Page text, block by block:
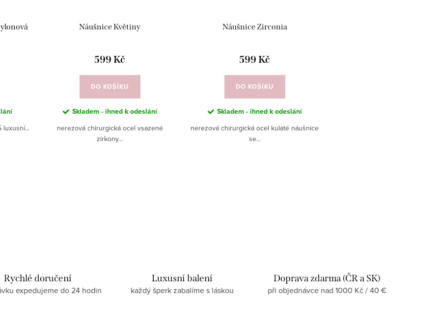
luxusní...
Náušnice Květiny
599 Kč
DO KOŠÍKU
Skladem - ihned k odeslání
nerezová chirurgická ocel vsazené
zirkony...
Náušnice Zirconia
599 Kč
DO KOŠÍKU
Skladem - ihned k odeslání
nerezová chirurgická ocel kulaté náušnice
se...
Rychlé doručení
expedujeme do 24 hodin
Luxusní balení
každý šperk zabalíme s láskou
Doprava zdarma (ČR a SK)
při objednávce nad 1000 Kč / 40 €